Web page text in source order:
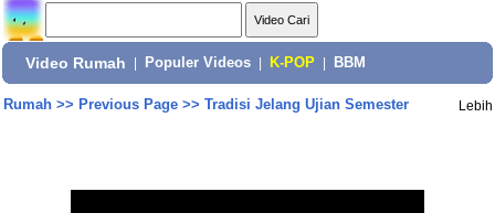
Video Rumah Populer Videos K-POP BBM
Rumah>> Previous Page>> Tradisi Jelang Ujian Semester Lebih